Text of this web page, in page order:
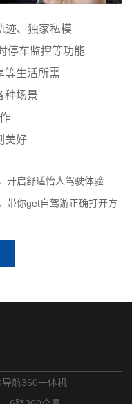
迹、独家私模
停车监控等功能
等生活所需
种场景
美好
开启舒适怡人驾驶体验
带你get自驾游正确打开方
导航360一体机